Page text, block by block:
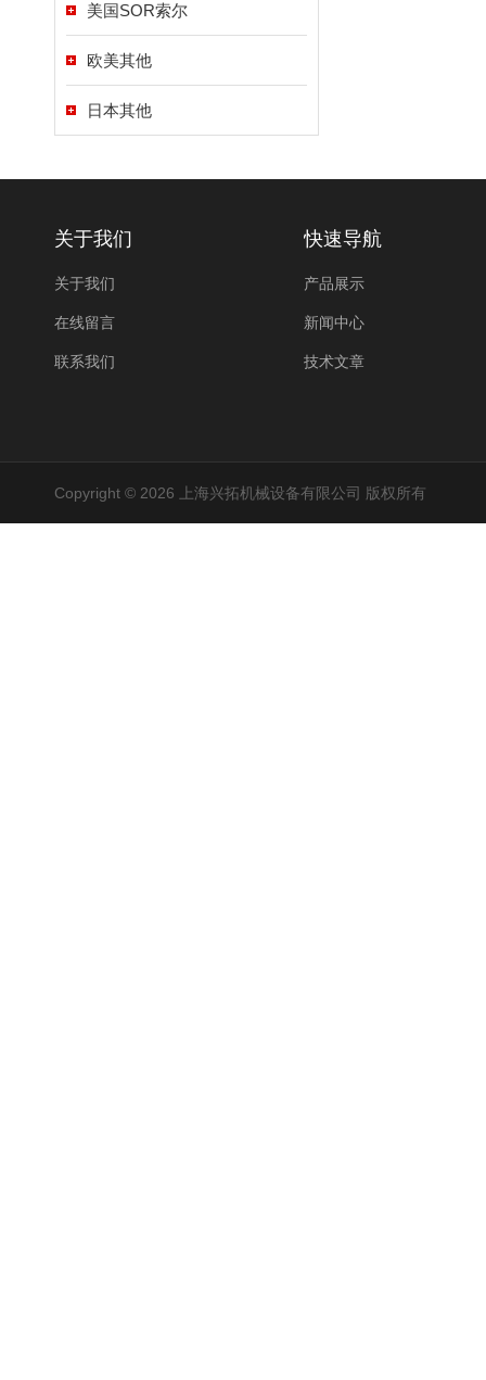
美国SOR索尔
欧美其他
日本其他
关于我们
关于我们
在线留言
联系我们
快速导航
产品展示
新闻中心
技术文章
Copyright © 2026 上海兴拓机械设备有限公司 版权所有